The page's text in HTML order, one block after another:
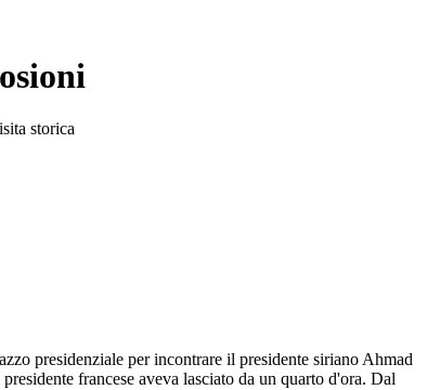
storica
presidenziale per incontrare il presidente siriano Ahmad
francese aveva lasciato da un quarto d'ora. Dal